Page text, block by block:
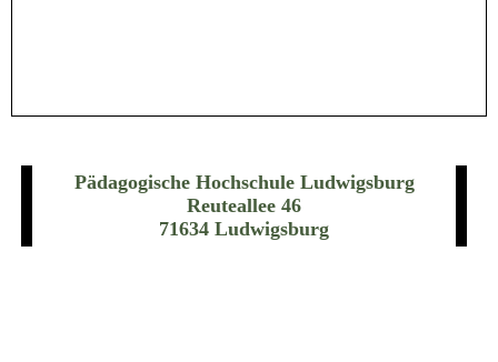
Pädagogische Hochschule Ludwigsburg
Reuteallee 46
71634 Ludwigsburg